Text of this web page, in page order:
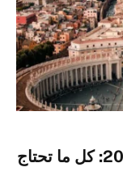
دليل تصريح الإقامة في إيطاليا 2027: كل ما تحتاج